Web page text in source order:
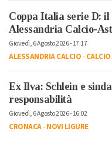
Coppa Italia serie D: il
Alessandria Calcio-
Giovedì, 6 Agosto 2026 - 17:17
ALESSANDRIA CALCIO-CALCIO
Ex Ilva: Schlein e
responsabilità
Giovedì, 6 Agosto 2026 - 16:02
CRONACA-NOVI LIGURE